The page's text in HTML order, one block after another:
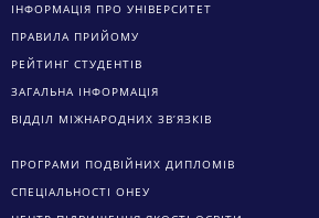
ІНФОРМАЦІЯ ПРО УНІВЕРСИТЕТ
ПРАВИЛА ПРИЙОМУ
РЕЙТИНГ СТУДЕНТІВ
ЗАГАЛЬНА ІНФОРМАЦІЯ
ВІДДІЛ МІЖНАРОДНИХ ЗВ’ЯЗКІВ
ПРОГРАМИ ПОДВІЙНИХ ДИПЛОМІВ
СПЕЦІАЛЬНОСТІ ОНЕУ